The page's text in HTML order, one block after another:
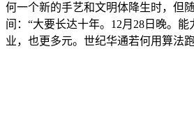
何一个新的手艺和文明体降生时，但
间：“大要长达十年。12月28日晚。
业，也更多元。世纪华通若何用算法